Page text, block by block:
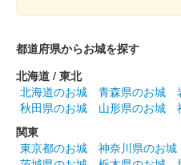
沼田城跡 御城印
販売終了
都道府県からお城を探す
北海道 / 東北
北海道のお城
青森県のお城
秋田県のお城
山形県のお城
関東
東京都のお城
神奈川県のお城